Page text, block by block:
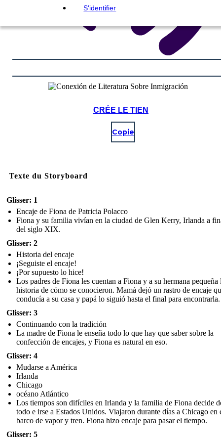
S'identifier
CRÉE LE TIEN
Copie
Texte du Storyboard
Glisser: 1
Encaje de Fiona de Patricia Polacco
Fiona y su familia vivían en la ciudad de Glen Kerry, Irlanda a
del siglo XIX.
Glisser: 2
Historia del encaje
¡Seguiste el encaje!
¡Por supuesto lo hice!
Los padres de Fiona les cuentan a Fiona y a su hermana pequeña
historia de cómo se conocieron. Mamá dejó un rastro de encaje
conducía a su casa y papá lo siguió hasta el final para encontrarla.
Glisser: 3
Continuando con la tradición
La madre de Fiona le enseña todo lo que hay que saber sobre la
confección de encajes, y Fiona es natural en eso.
Glisser: 4
Mudarse a América
Irlanda
Chicago
océano Atlántico
Los tiempos son difíciles en Irlanda y la familia de Fiona decide
todo e irse a Estados Unidos. Viajaron durante días a Chicago en
barco de vapor y tren. Fiona hizo encaje para pasar el tiempo.
Glisser: 5